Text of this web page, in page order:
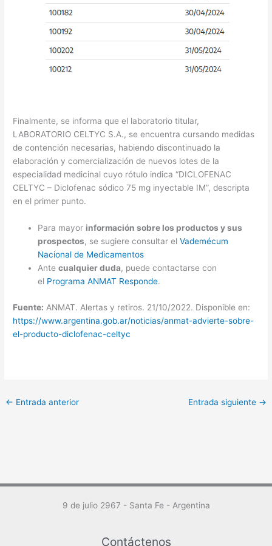
Finalmente, se informa que el laboratorio titular,
LABORATORIO CELTYC S.A., se encuentra cursando medidas
de contención necesarias, habiendo discontinuado la
elaboración y comercialización de nuevos lotes de la
especialidad medicinal cuyo rótulo indica “DICLOFENAC
CELTYC – Diclofenac sódico 75 mg inyectable IM”, descripta
en el primer punto.
Para mayor información sobre los productos y sus
prospectos, se sugiere consultar elVademécum
Nacional de Medicamentos
Antecualquier duda, puede contactarse con
el Programa ANMAT Responde.
Fuente: ANMAT. Alertas y retiros. 21/10/2022. Disponible en:
https://www.argentina.gob.ar/noticias/anmat-advierte-sobre-
el-producto-diclofenac-celtyc
← Entrada anterior Entrada siguiente →
9 de julio 2967 - Santa Fe - Argentina
Contáctenos